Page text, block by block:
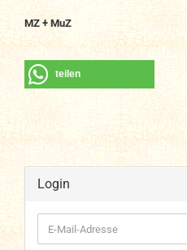
MZ + MuZ
teilen
Login
E-
Mail-